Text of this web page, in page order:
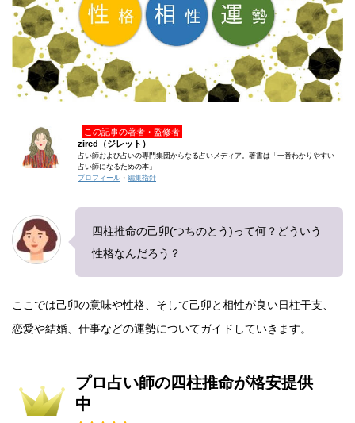
この記事の著者・監修者
zired（ジレット）
占い師および占いの専門集団からなる占いメディア。著書は「一番わかりやすい
占い師になるための本」
プロフィール ・ 編集指針
四柱推命の己卯(つちのとう)って何？どういう
性格なんだろう？
ここでは己卯の意味や性格、そして己卯と相性が良い日柱干支、
恋愛や結婚、仕事などの運勢についてガイドしていきます。
プロ占い師の四柱推命が格安提供
中